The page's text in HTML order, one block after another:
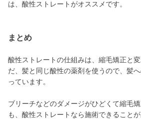
は、酸性ストレートがオススメです。
まとめ
酸性ストレートの仕組みは、縮毛矯正と
だ、髪と同じ酸性の薬剤を使うので、髪
っています。
ブリーチなどのダメージがひどくて縮毛
も、酸性ストレートなら施術できること